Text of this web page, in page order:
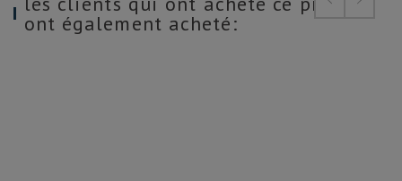
ont également acheté: